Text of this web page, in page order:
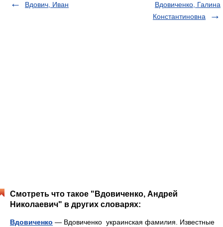
Вдович, Иван
Вдовиченко, Галина
Константиновна
Смотреть что такое "Вдовиченко, Андрей
Николаевич" в других словарях:
Вдовиченко — Вдовиченко украинская фамилия. Известные